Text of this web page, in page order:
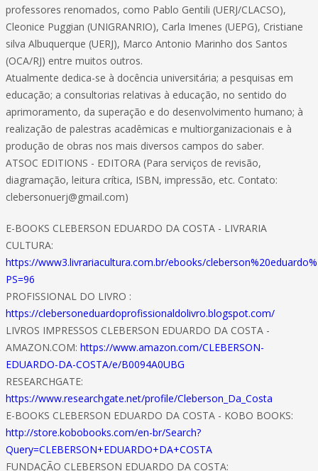
professores renomados, como Pablo Gentili (UERJ/CLACSO),
Cleonice Puggian (UNIGRANRIO), Carla Imenes (UEPG), Cristiane
silva Albuquerque (UERJ), Marco Antonio Marinho dos Santos
(OCA/RJ) entre muitos outros.
Atualmente dedica-se à docência universitária; a pesquisas em
educação; a consultorias relativas à educação, no sentido do
aprimoramento, da superação e do desenvolvimento humano; à
realização de palestras acadêmicas e multiorganizacionais e à
produção de obras nos mais diversos campos do saber.
ATSOC EDITIONS - EDITORA (Para serviços de revisão,
diagramação, leitura crítica, ISBN, impressão, etc. Contato:
clebersonuerj@gmail.com)
E-BOOKS CLEBERSON EDUARDO DA COSTA - LIVRARIA
CULTURA:
https://www3.livrariacultura.com.br/ebooks/
PS=96
PROFISSIONAL DO LIVRO :
https://clebersoneduardoprofissionaldolivro.blogspot.com/
LIVROS IMPRESSOS CLEBERSON EDUARDO DA COSTA -
AMAZON.COM: https://www.amazon.com/CLEBERSON-
EDUARDO-DA-COSTA/e/B0094A0UBG
RESEARCHGATE:
https://www.researchgate.net/profile/Cleberson_Da_Costa
E-BOOKS CLEBERSON EDUARDO DA COSTA - KOBO BOOKS:
http://store.kobobooks.com/en-br/Search?
Query=CLEBERSON+EDUARDO+DA+COSTA
FUNDAÇÃO CLEBERSON EDUARDO DA COSTA: